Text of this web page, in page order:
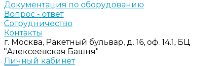
Документация по оборудованию
Вопрос - ответ
Сотрудничество
Контакты
г. Москва, Ракетный бульвар, д. 16, оф. 14.1, БЦ
"Алексеевская Башня"
Личный кабинет